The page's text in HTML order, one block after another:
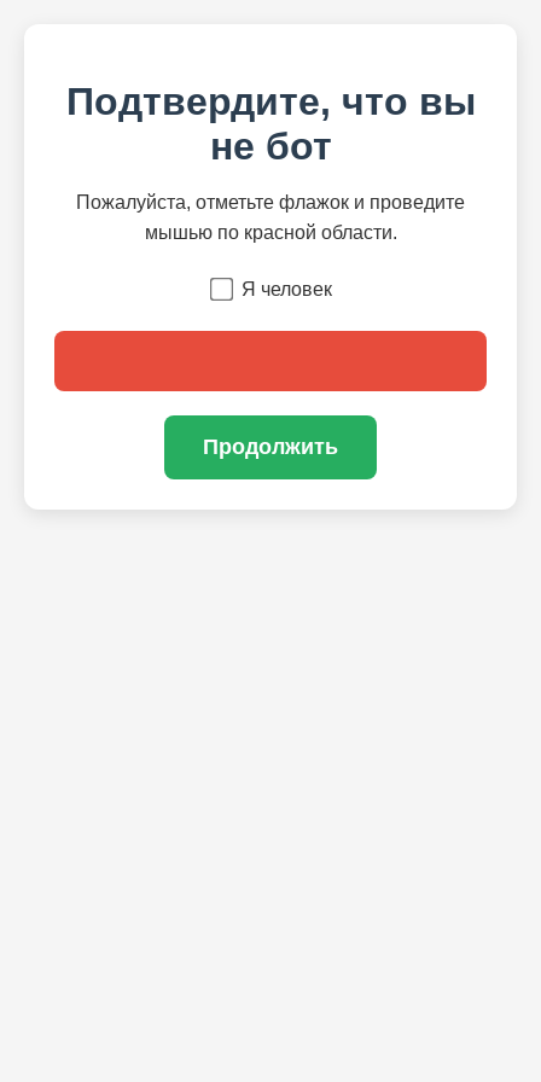
Подтвердите, что вы
не бот
Пожалуйста, отметьте флажок и проведите
мышью по красной области.
Я человек
Продолжить